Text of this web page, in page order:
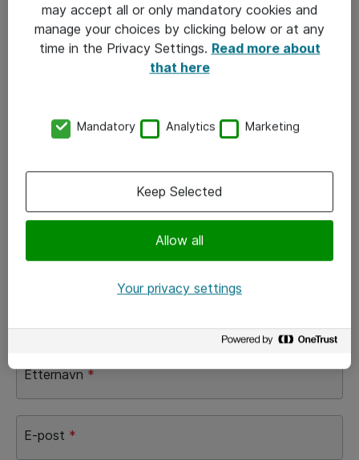
Få tilgang til webinaret her👇
Etternavn*
E-post *
may accept all or only mandatory cookies and
manage your choices by clicking below or at any
time in the Privacy Settings. Read more about
that here
Mandatory Analytics Marketing
Allow all
Keep Selected
Your privacy settings